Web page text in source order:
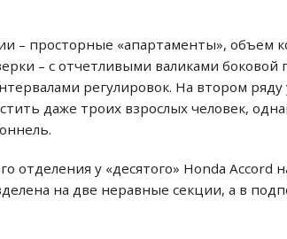
– просторные «апартаменты», объем
– с отчетливыми валиками боковой
регулировок. На втором ряду
даже троих взрослых человек,
отделения у «десятого» Honda Accord
на две неравные секции, а в